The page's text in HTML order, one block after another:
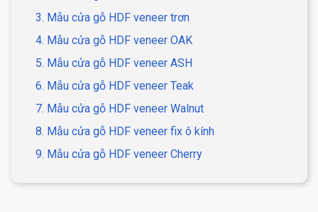
3. Mẫu cửa gỗ HDF veneer trơn
4. Mẫu cửa gỗ HDF veneer OAK
5. Mẫu cửa gỗ HDF veneer ASH
6. Mẫu cửa gỗ HDF veneer Teak
7. Mẫu cửa gỗ HDF veneer Walnut
8. Mẫu cửa gỗ HDF veneer fix ô kính
9. Mẫu cửa gỗ HDF veneer Cherry